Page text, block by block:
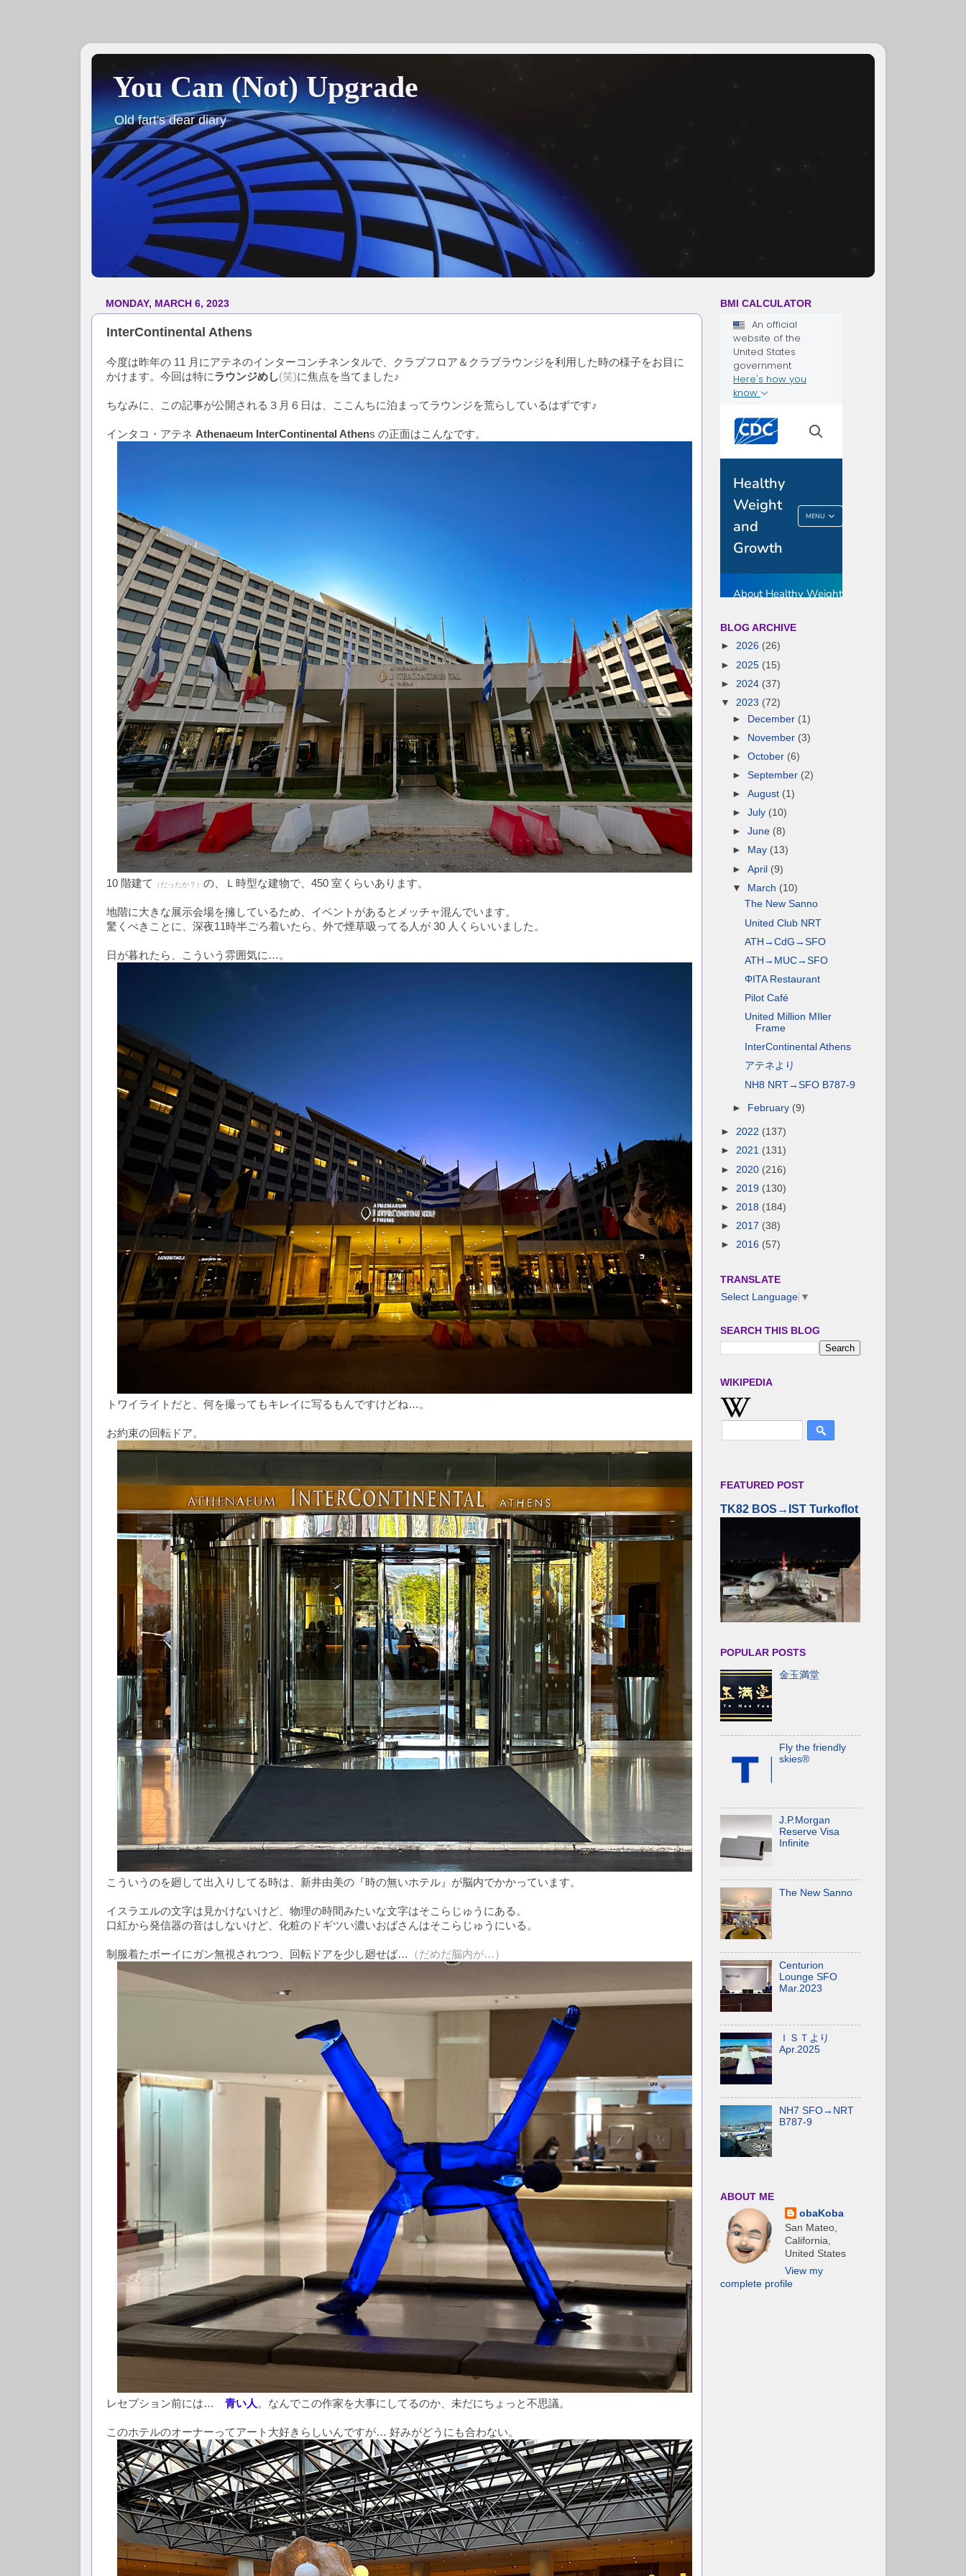
You Can (Not) Upgrade
Old fart's dear diary
MONDAY, MARCH 6, 2023
InterContinental Athens
今度は昨年の 11 月にアテネのインターコンチネンタルで、クラブフロア＆クラブラウンジを利用した時の様子をお目に
かけます。今回は特にラウンジめし(笑)に焦点を当てました♪
ちなみに、この記事が公開される３月６日は、ここんちに泊まってラウンジを荒らしているはずです♪
インタコ・アテネ Athenaeum InterContinental Athens の正面はこんなです。
10 階建て （だったか？） の、Ｌ時型な建物で、450 室くらいあります。
地階に大きな展示会場を擁しているため、イベントがあるとメッチャ混んでいます。
驚くべきことに、深夜11時半ごろ着いたら、外で煙草吸ってる人が 30 人くらいいました。
日が暮れたら、こういう雰囲気に…。
トワイライトだと、何を撮ってもキレイに写るもんですけどね…。
お約束の回転ドア。
こういうのを廻して出入りしてる時は、新井由美の『時の無いホテル』が脳内でかかっています。
イスラエルの文字は見かけないけど、物理の時間みたいな文字はそこらじゅうにある。
口紅から発信器の音はしないけど、化粧のドギツい濃いおばさんはそこらじゅうにいる。
制服着たボーイにガン無視されつつ、回転ドアを少し廻せば… （だめだ脳内が…）
レセプション前には… 青い人 。なんでこの作家を大事にしてるのか、未だにちょっと不思議。
このホテルのオーナーってアート大好きらしいんですが… 好みがどうにも合わない。
BMI CALCULATOR
BLOG ARCHIVE
► 2026 (26)
► 2025 (15)
► 2024 (37)
▼ 2023 (72)
► December (1)
► November (3)
►October (6)
►September (2)
►August (1)
►July (10)
►June (8)
►
May (13)
►April (9)
▼ March (10)
The New Sanno
United Club NRT
ATH→CdG→SFO
ATH→MUC→SFO
ΦΙΤΑ Restaurant
Pilot Café
United Million MIler
Frame
InterContinental Athens
アテネより
NH8 NRT→SFO B787-9
► February (9)
► 2022 (137)
► 2021 (131)
► 2020 (216)
► 2019 (130)
► 2018 (184)
► 2017 (38)
► 2016 (57)
TRANSLATE
Select Language ▼
SEARCH THIS BLOG
WIKIPEDIA
FEATURED POST
TK82 BOS→IST Turkoflot
POPULAR POSTS
金玉満堂
Fly the friendly
skies®
J.P.Morgan
Reserve Visa
Infinite
The New Sanno
Centurion
Lounge SFO
Mar.2023
ＩＳＴより
Apr.2025
NH7 SFO→NRT
B787-9
ABOUT ME
obaKoba
San Mateo,
California,
United States
View my
complete profile